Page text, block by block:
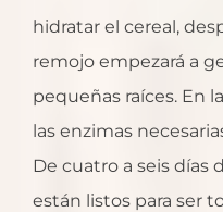
hidratar el cereal,
remojo empezará a
pequeñas raíces. En
las enzimas
De cuatro a seis días
están listos para ser